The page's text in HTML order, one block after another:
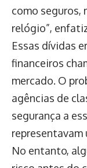
como seguros,
relógio”,
Essas dívidas
financeiros
mercado. O
agências de
segurança a
representavam
No entanto,